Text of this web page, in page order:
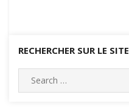
RECHERCHER SUR LE SITE
Search
for: